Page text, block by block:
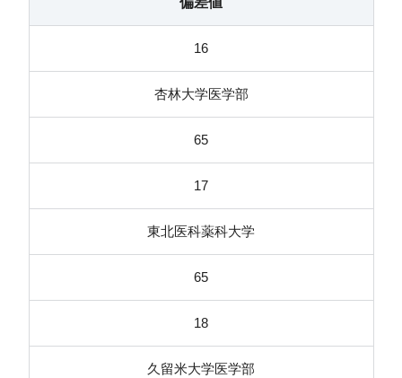
16
杏林大学医学部
65
17
東北医科薬科大学
65
18
久留米大学医学部